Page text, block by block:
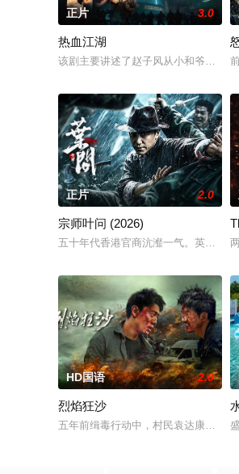
正片 3.0
热血江湖
该剧主要讲述了赵子风从小和爷爷在
正片 2.0
宗师叶问 (2026)
五十年代香港官商沆瀣一气。英商勾
HD国语 2.0
烈焰狂沙
五年前缉毒行动中，村民袁达康救了